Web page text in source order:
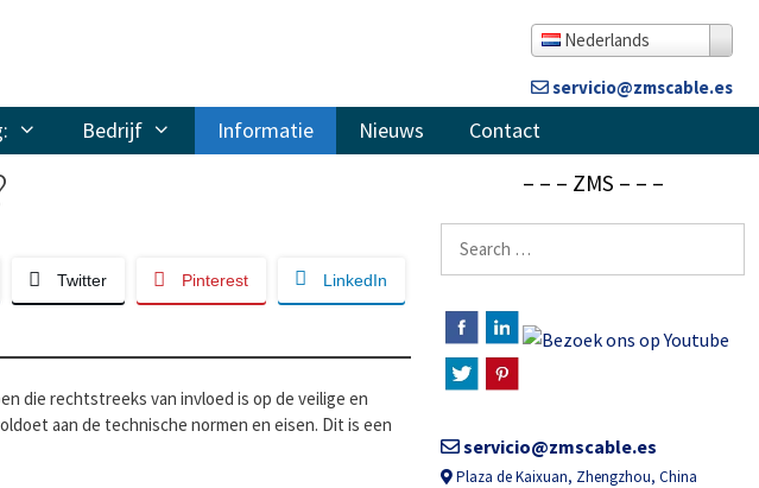
Nederlands
servicio@zmscable.es
Bedrijf Informatie Nieuws Contact
Twitter Pinterest LinkedIn
die rechtstreeks van invloed is op de veilige en
aan de technische normen en eisen. Dit is een
– – – ZMS – – –
Zoeken
servicio@zmscable.es
Plaza de Kaixuan, Zhengzhou, China